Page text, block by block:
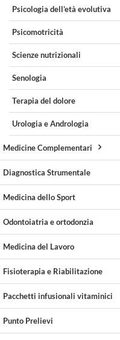
Psicologia dell’età evolutiva
Psicomotricità
Scienze nutrizionali
Senologia
Terapia del dolore
Urologia e Andrologia
Medicine Complementari
Diagnostica Strumentale
Medicina dello Sport
Odontoiatria e ortodonzia
Medicina del Lavoro
Fisioterapia e Riabilitazione
Pacchetti infusionali vitaminici
Punto Prelievi